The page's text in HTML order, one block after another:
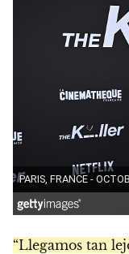
“Llegamos tan